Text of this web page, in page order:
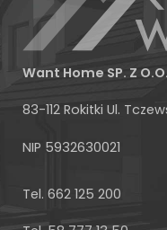
Want Home SP. Z O.O.
83-112 Rokitki Ul.
NIP 5932630021
Tel. 662 125 200